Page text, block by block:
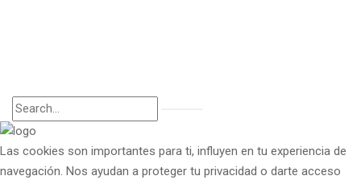
Las cookies son importantes para ti, influyen en tu experiencia de
navegación. Nos ayudan a proteger tu privacidad o darte acceso